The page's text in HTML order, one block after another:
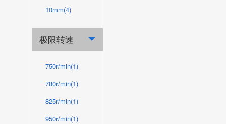
80mm(1)
90mm(1)
10mm(4)
极限转速 
750r/min(1)
780r/min(1)
825r/min(1)
950r/min(1)